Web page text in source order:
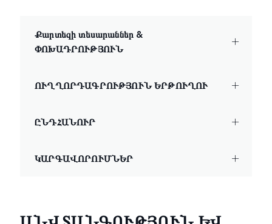
Քարտեզի տեսարաններ &
ՓՈԽԱԴՐՈՒԹՅՈՒՆ
ՈՒՂՂՈՐԴԱԳՐՈՒԹՅՈՒՆ ԵՐԹՈՒՂՈՒ
ԸՆԴՀԱՆՈՒՐ
ԿԱՐԳԱՎՈՐՈՒՄՆԵՐ